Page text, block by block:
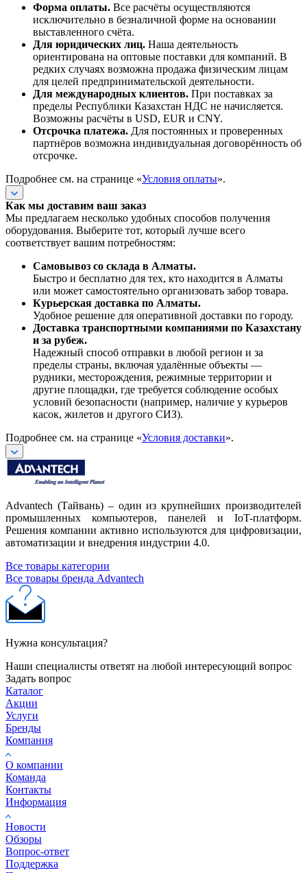
Форма оплаты. Все расчёты осуществляются
исключительно в безналичной форме на основании
выставленного счёта.
Для юридических лиц. Наша деятельность
ориентирована на оптовые поставки для компаний. В
редких случаях возможна продажа физическим лицам
для целей предпринимательской деятельности.
Для международных клиентов. При поставках за
пределы Республики Казахстан НДС не начисляется.
Возможны расчёты в USD, EUR и CNY.
Отсрочка платежа. Для постоянных и проверенных
партнёров возможна индивидуальная договорённость об
отсрочке.
Подробнее см. на странице «Условия оплаты».
Как мы доставим ваш заказ
Мы предлагаем несколько удобных способов получения
оборудования. Выберите тот, который лучше всего
соответствует вашим потребностям:
Самовывоз со склада в Алматы.
Быстро и бесплатно для тех, кто находится в Алматы
или может самостоятельно организовать забор товара.
Курьерская доставка по Алматы.
Удобное решение для оперативной доставки по городу.
Доставка транспортными компаниями по Казахстану
и за рубеж.
Надежный способ отправки в любой регион и за
пределы страны, включая удалённые объекты —
рудники, месторождения, режимные территории и
другие площадки, где требуется соблюдение особых
условий безопасности (например, наличие у курьеров
касок, жилетов и другого СИЗ).
Подробнее см. на странице «Условия доставки».
Advantech (Тайвань) – один из крупнейших производителей
промышленных компьютеров, панелей и IoT-платформ.
Решения компании активно используются для цифровизации,
автоматизации и внедрения индустрии 4.0.
Все товары категории
Все товары бренда Advantech
Нужна консультация?
Наши специалисты ответят на любой интересующий вопрос
Задать вопрос
Каталог
Акции
Услуги
Бренды
Компания
О компании
Команда
Контакты
Информация
Новости
Обзоры
Вопрос-ответ
Поддержка